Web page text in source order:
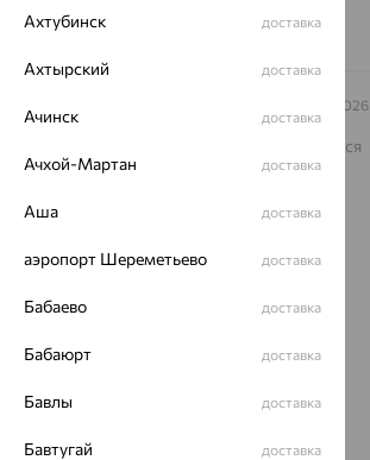
– 2026
Архив акций
Карта сайта
На информационном ресурсе применяются
рекомендательные технологии
Политика конфеденциальности
Разработка сайта —CUBA
Ахтубинск доставка
Ахтырский доставка
Ачинск доставка
Ачхой-Мартан доставка
Аша доставка
аэропорт Шереметьево доставка
Бабаево доставка
Бабаюрт доставка
Бавлы доставка
Бавтугай доставка